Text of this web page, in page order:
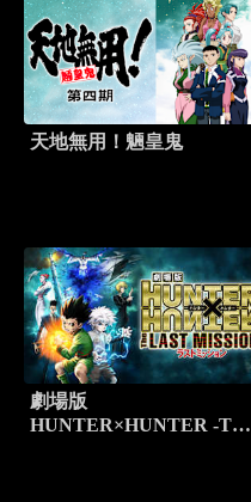
天地無用！魎皇鬼
劇場版
HUNTER×HUNTER -The